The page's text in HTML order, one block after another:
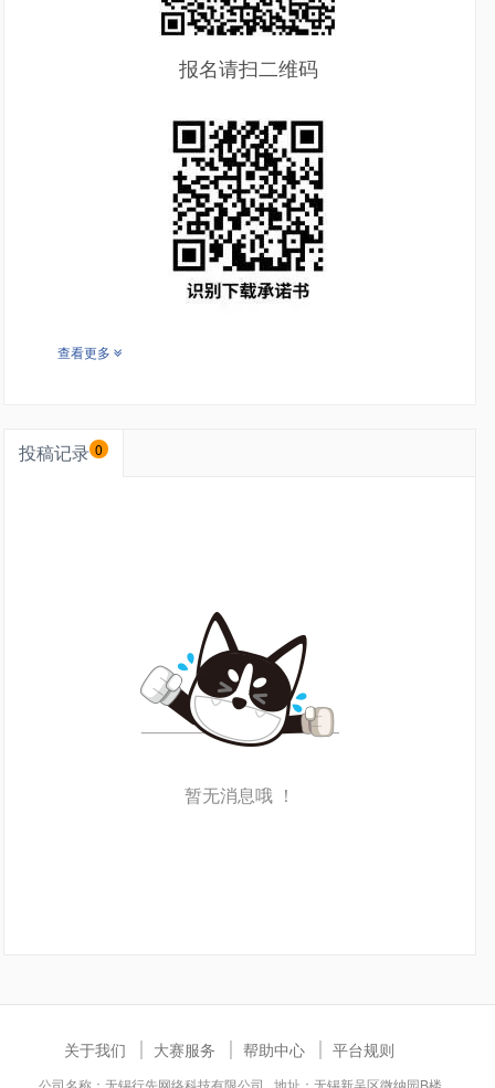
报名请扫二维码
查看更多
投稿记录 0
暂无消息哦 ！
关于我们 大赛服务 帮助中心 平台规则
公司名称：无锡行先网络科技有限公司 地址：无锡新吴区微纳园B楼